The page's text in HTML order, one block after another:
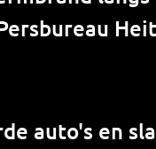
auto's en